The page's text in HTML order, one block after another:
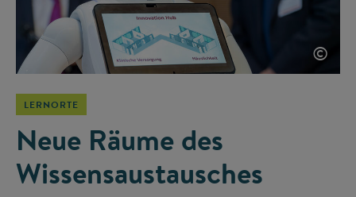
©
LERNORTE
Neue Räume des
Wissensaustausches